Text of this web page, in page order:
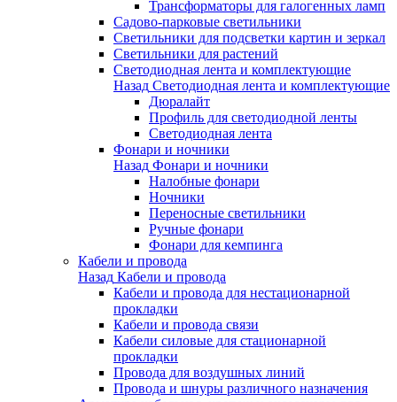
Трансформаторы для галогенных ламп
Садово-парковые светильники
Светильники для подсветки картин и зеркал
Светильники для растений
Светодиодная лента и комплектующие
Назад Светодиодная лента и комплектующие
Дюралайт
Профиль для светодиодной ленты
Светодиодная лента
Фонари и ночники
Назад Фонари и ночники
Налобные фонари
Ночники
Переносные светильники
Ручные фонари
Фонари для кемпинга
Кабели и провода
Назад Кабели и провода
Кабели и провода для нестационарной
прокладки
Кабели и провода связи
Кабели силовые для стационарной
прокладки
Провода для воздушных линий
Провода и шнуры различного назначения